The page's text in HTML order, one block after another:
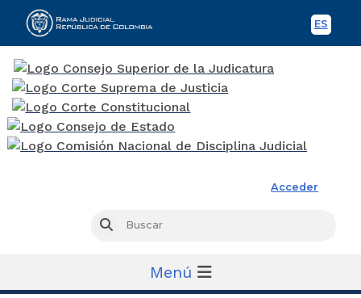
ES
Acceder
Buscar
Menú